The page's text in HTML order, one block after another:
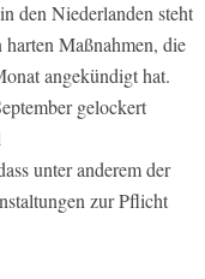
den Niederlanden steht
Maßnahmen, die
angekündigt hat.
gelockert
unter anderem der
zur Pflicht